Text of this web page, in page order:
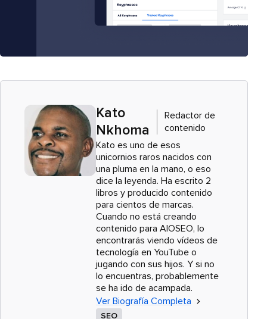
Kato
Nkhoma
Redactor de
contenido
Kato es uno de esos
unicornios raros nacidos con
una pluma en la mano, o eso
dice la leyenda. Ha escrito 2
libros y producido contenido
para cientos de marcas.
Cuando no está creando
contenido para AIOSEO, lo
encontrarás viendo vídeos de
tecnología en YouTube o
jugando con sus hijos. Y si no
lo encuentras, probablemente
se ha ido de acampada.
Ver Biografía Completa
SEO